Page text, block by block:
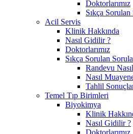
Doktorlarımız
Sıkça
Acil Servis
Klinik Hakkında
Nasıl Gidilir ?
Doktorlarımız
Sıkça Sorulan
Randevu
Nasıl
Tahlil
Temel Tıp Birimleri
Biyokimya
Klinik
Nasıl Gidilir ?
Doktorlarımız